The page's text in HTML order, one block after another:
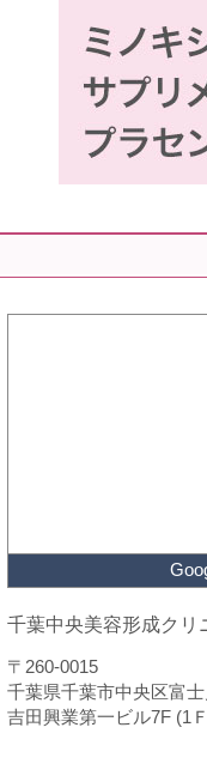
千葉中央美容形成クリ
〒260-0015
千葉県千葉市中央区富
吉田興業第一ビル7F (1